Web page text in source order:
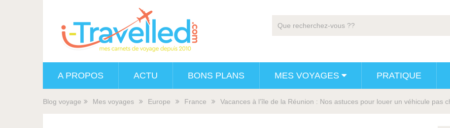
A PROPOS ACTU BONS PLANS MES VOYAGES PRATIQUE
Blog voyage Mes voyages Europe France Vacances à l’île de la Réunion : Nos astuces pour louer un véhicule pas